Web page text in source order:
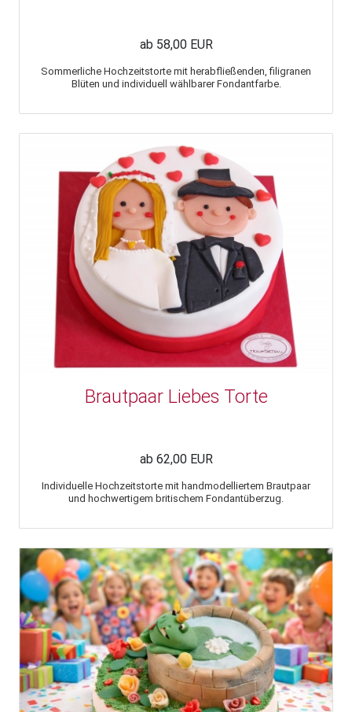
ab 58,00 EUR
Sommerliche Hochzeitstorte mit herabfließenden, filigranen
Blüten und individuell wählbarer Fondantfarbe.
Brautpaar Liebes Torte
ab 62,00 EUR
Individuelle Hochzeitstorte mit handmodelliertem Brautpaar
und hochwertigem britischem Fondantüberzug.